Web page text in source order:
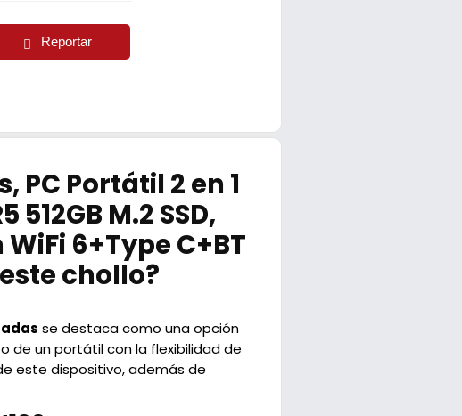
Reportar
Portátil 2 en 1
M.2 SSD,
6+Type C+BT
chollo?
se destaca como una opción
de un portátil con la flexibilidad de
este dispositivo, además de